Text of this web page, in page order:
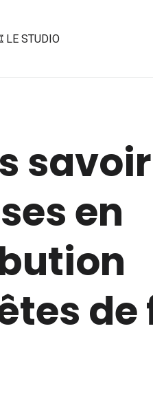
STUDIO
savoir
en
de